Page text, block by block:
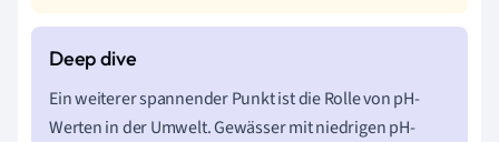
Ein weiterer spannender Punkt ist die Rolle von pH-
Werten in der Umwelt. Gewässer mit niedrigen pH-